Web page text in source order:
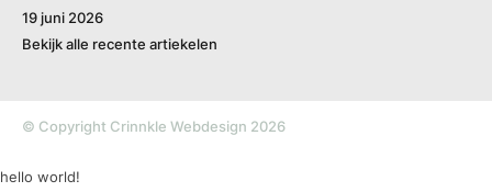
19 juni 2026
Bekijk alle recente artiekelen
© Copyright Crinnkle Webdesign 2026
hello world!